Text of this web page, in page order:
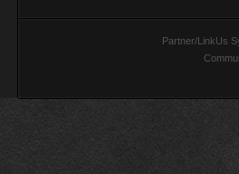
Partner/LinkUs